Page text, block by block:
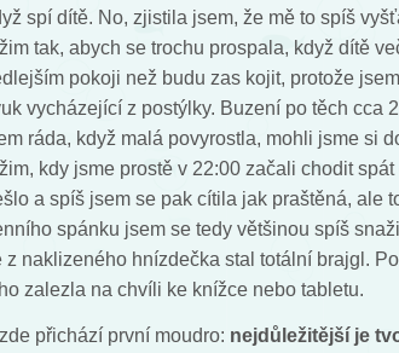
spí dítě. No, zjistila jsem, že mě to spíš
tak, abych se trochu prospala, když dítě
pokoji než budu zas kojit, protože
vycházející z postýlky. Buzení po těch cca
ráda, když malá povyrostla, mohli jsme si
kdy jsme prostě v 22:00 začali chodit
a spíš jsem se pak cítila jak praštěná, ale
spánku jsem se tedy většinou spíš
z naklizeného hnízdečka stal totální brajgl.
zalezla na chvíli ke knížce nebo tabletu.
přichází první moudro: nejdůležitější je